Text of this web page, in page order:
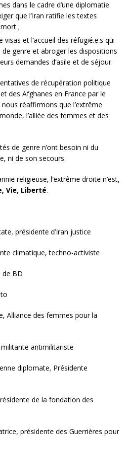
dans le cadre d’une diplomatie
que l’Iran ratifie les textes
;
et l’accueil des réfugié.e.s qui
genre et abroger les dispositions
demandes d’asile et de séjour.
de récupération politique
des Afghanes en France par le
réaffirmons que l’extrême
l’alliée des femmes et des
de genre n’ont besoin ni du
ni de son secours.
religieuse, l’extrême droite n’est,
Vie, Liberté.
présidente d’Iran justice
climatique, techno-activiste
de BD
Alliance des femmes pour la
antimilitariste
diplomate, Présidente
de la fondation des
présidente des Guerrières pour